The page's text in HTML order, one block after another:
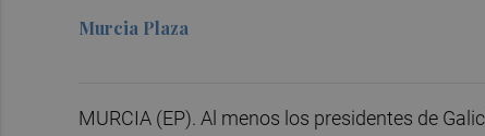
Murcia Plaza
MURCIA (EP). Al menos los presidentes de